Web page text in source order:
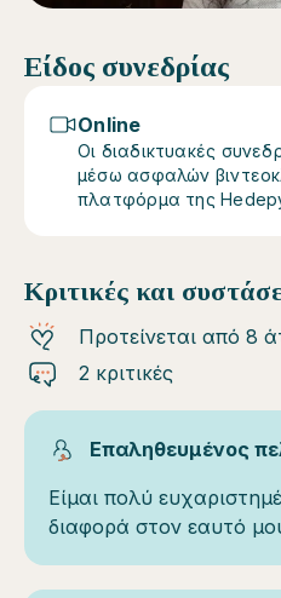
Είδος συνεδρίας
Online
Οι διαδικτυακές
μέσω ασφαλών
πλατφόρμα της
Κριτικές και
Προτείνεται από 8
2 κριτικές
Επαληθευμένος
Είμαι πολύ
διαφορά στον εαυτό